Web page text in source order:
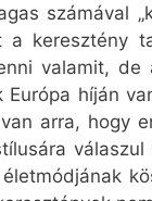
számával
a
valamit,
híján
arra, hogy